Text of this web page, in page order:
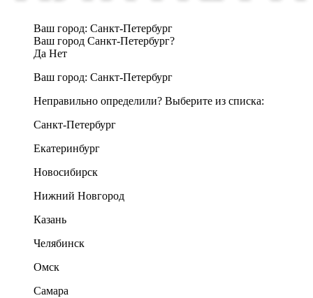
Ваш город: Санкт-Петербург
Ваш город Санкт-Петербург?
Да Нет
Ваш город: Санкт-Петербург
Неправильно определили? Выберите из списка:
Санкт-Петербург
Екатеринбург
Новосибирск
Нижний Новгород
Казань
Челябинск
Омск
Самара